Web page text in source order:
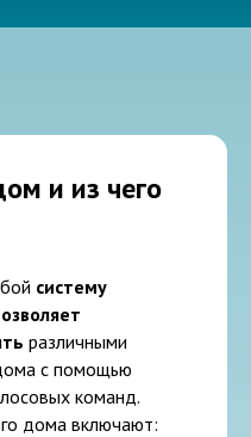
и из чего
систему
различными
с помощью
команд.
дома включают: